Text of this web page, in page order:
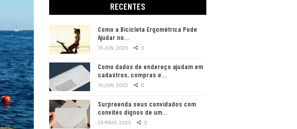
RECENTES
Como a Bicicleta Ergométrica Pode
Ajudar no…
16 JUN, 2026 0
Como dados de endereço ajudam em
cadastros, compras e…
16 JUN, 2026 0
Surpreenda seus convidados com
convites dignos de um…
25 MAIO, 2026 0